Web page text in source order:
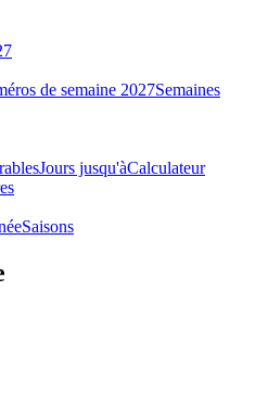
de semaine 2027Semaines
Jours jusqu'àCalculateur
Saisons